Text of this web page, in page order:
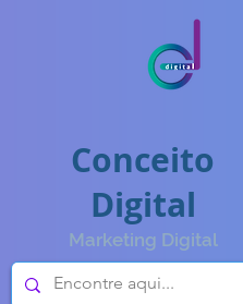
Conceito
Digital
Marketing Digital